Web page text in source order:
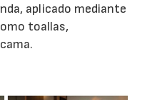
aplicado mediante
toallas,